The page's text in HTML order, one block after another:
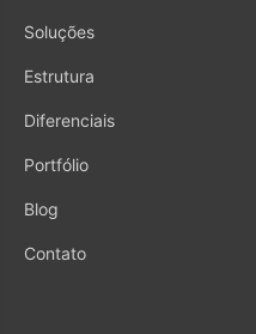
Soluções
Estrutura
Diferenciais
Portfólio
Blog
Contato